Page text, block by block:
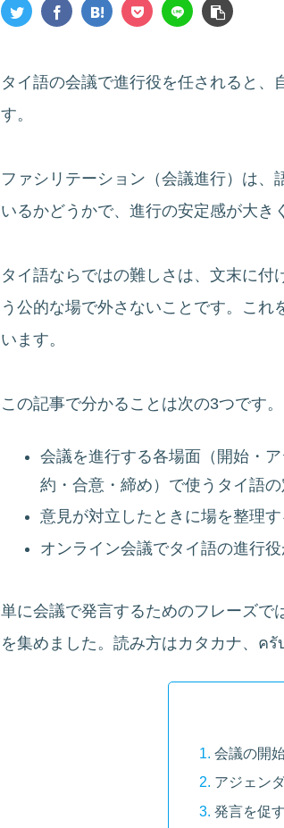
タイ語の会議で進行役を任されると
す。
ファシリテーション（会議進行）は、
いるかどうかで、進行の安定感が大き
タイ語ならではの難しさは、文末に
う公的な場で外さないことです。これ
います。
この記事で分かることは次の3つです。
会議を進行する各場面（開始・
約・合意・締め）で使うタイ語
意見が対立したときに場を整理
オンライン会議でタイ語の進行
単に会議で発言するためのフレーズで
を集めました。読み方はカタカナ、ค
会議の開
アジェン
発言を促